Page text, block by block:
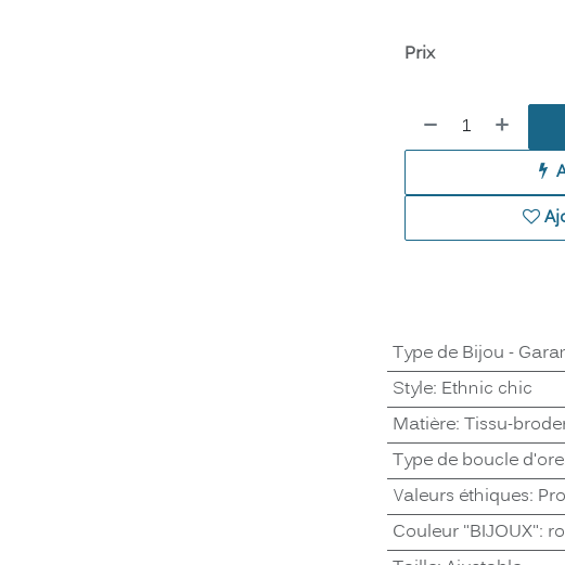
Prix
Type de Bijou -
Style: Ethnic chic
Matière: Tissu-
Type de boucle
Valeurs éthiques:
Couleur "BIJOUX":